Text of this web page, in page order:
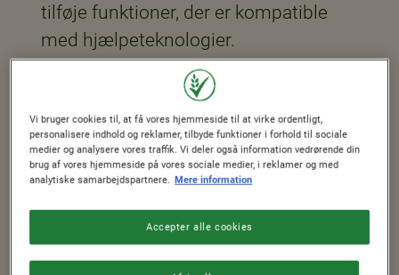
tilføje funktioner, der er kompatible
med hjælpeteknologier.
Vi glæder os over din feedback.
Kontakt os venligst på
Kontakt os,
hvis du har spørgsmål eller feedback |
Nestlé Cereals, hvis du støder på
tilgængelighedsbarrierer, når du
navigerer på dette websted.
Vi bruger cookies til, at få vores hjemmeside til at virke ordentligt,
personalisere indhold og reklamer, tilbyde funktioner i forhold til sociale
medier og analysere vores traffik. Vi deler også information vedrørende din
brug af vores hjemmeside på vores sociale medier, i reklamer og med
analytiske samarbejdspartnere. Mere information
Accepter alle cookies